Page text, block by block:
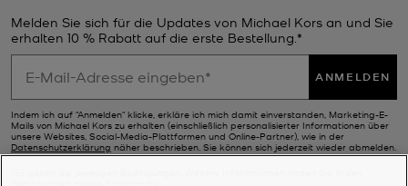
Melden Sie sich für die Updates von Michael Kors an und Sie
erhalten 10 % Rabatt auf die erste Bestellung.*
ANMELDEN
Indem ich auf "Anmelden" klicke, erkläre ich mich damit einverstanden, Marketing-E-
Mails von Michael Kors zu erhalten (einschließlich personalisierter Informationen über
unsere Websites, Social-Media-Plattformen und Online-Partner), wie in der
Datenschutzerklärung näher beschrieben. Sie können sich jederzeit wieder abmelden.